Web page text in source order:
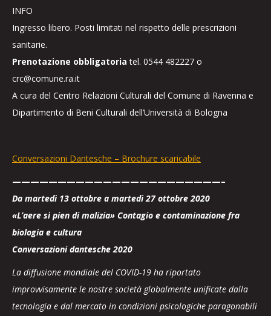
INFO
Ingresso libero. Posti limitati nel rispetto delle prescrizioni
sanitarie.
Prenotazione obbligatoria tel. 0544 482227 o
crc@comune.ra.it
A cura del Centro Relazioni Culturali del Comune di Ravenna e
Dipartimento di Beni Culturali dell’Università di Bologna
Conversazioni Dantesche – Brochure scaricabile
———————————————————————–
Da martedì 13 ottobre a martedì 27 ottobre 2020
«L’aere sì pien di malizia» Contagio e contaminazione fra
biologia e cultura
Conversazioni dantesche 2020
La diffusione mondiale del COVID-19 ha riportato
improvvisamente le nostre società globalmente unificate dalla
tecnologia e dal mercato in condizioni psicologiche paragonabili